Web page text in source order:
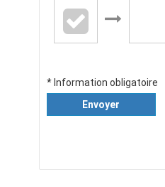
* Information obligatoire
Envoyer